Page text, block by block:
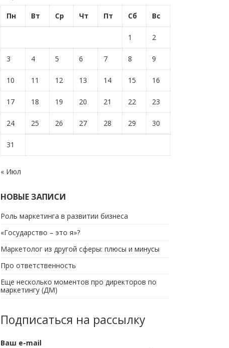
Пн Вт Ср Чт Пт Сб Вс
1 2
3 4 5 6 7 8 9
10 11 12 13 14 15 16
17 18 19 20 21 22 23
24 25 26 27 28 29 30
31
« Июл
НОВЫЕ ЗАПИСИ
Роль маркетинга в развитии бизнеса
«Государство – это я»?
Маркетолог из другой сферы: плюсы и минусы
Про ответственность
Еще несколько моментов про директоров по
маркетингу (ДМ)
Подписаться на рассылку
Ваш e-mail